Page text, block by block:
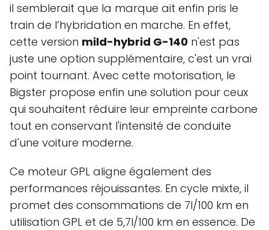
il semblerait que la marque ait enfin pris le
train de l’hybridation en marche. En effet,
cette version mild-hybrid G-140 n'est pas
juste une option supplémentaire, c'est un vrai
point tournant. Avec cette motorisation, le
Bigster propose enfin une solution pour ceux
qui souhaitent réduire leur empreinte carbone
tout en conservant l'intensité de conduite
d'une voiture moderne.
Ce moteur GPL aligne également des
performances réjouissantes. En cycle mixte, il
promet des consommations de 7l/100 km en
utilisation GPL et de 5,7l/100 km en essence. De